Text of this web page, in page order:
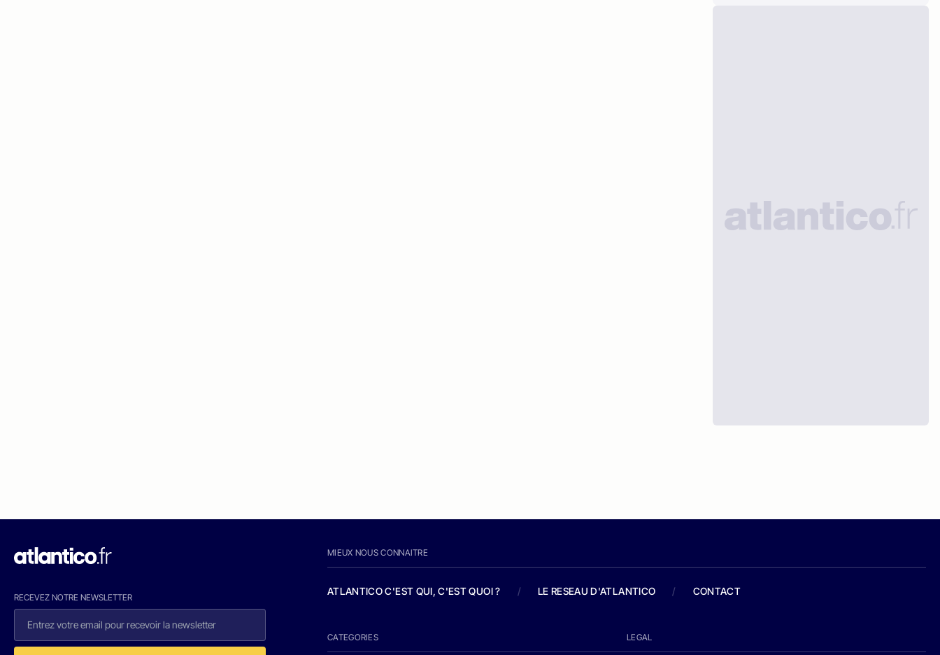
RECEVEZ NOTRE NEWSLETTER
MIEUX NOUS CONNAITRE
ATLANTICO C'EST QUI, C'EST QUOI ? / LE RESEAU D'ATLANTICO / CONTACT
CATEGORIES LEGAL